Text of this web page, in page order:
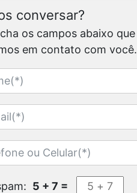
conversar?
os campos abaixo que
em contato com você.
5 + 7 =